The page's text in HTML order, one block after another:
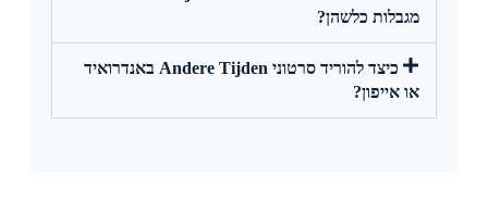
מגבלות כלשהן?
כיצד להוריד סרטוני Andere Tijden באנדרואיד
או אייפון?